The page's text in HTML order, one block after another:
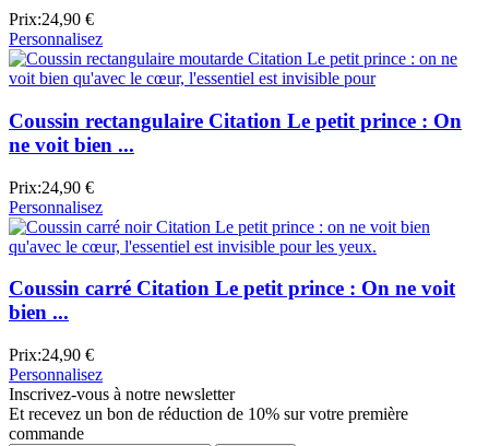
Prix:24,90 €
Personnalisez
Coussin rectangulaire Citation Le petit prince : On
ne voit bien ...
Prix:24,90 €
Personnalisez
Coussin carré Citation Le petit prince : On ne voit
bien ...
Prix:24,90 €
Personnalisez
Inscrivez-vous à notre newsletter
Et recevez un bon de réduction de 10% sur votre première
commande